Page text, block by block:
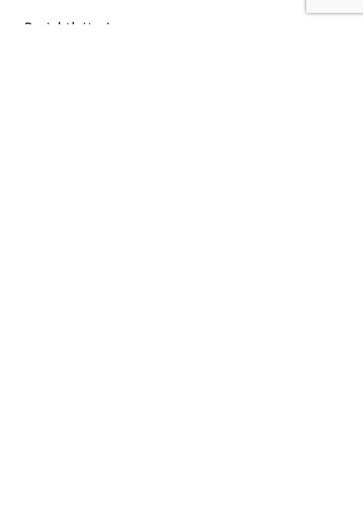
ProjektleiterIn